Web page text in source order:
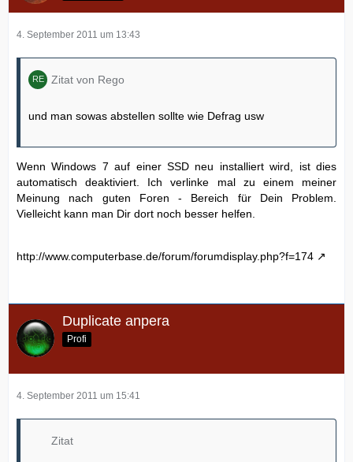
4. September 2011 um 13:43
Zitat von Rego
und man sowas abstellen sollte wie Defrag usw
Wenn Windows 7 auf einer SSD neu installiert wird, ist dies
automatisch deaktiviert. Ich verlinke mal zu einem meiner
Meinung nach guten Foren - Bereich für Dein Problem.
Vielleicht kann man Dir dort noch besser helfen.
http://www.computerbase.de/forum/forumdisplay.php?f=174
Duplicate anpera
Profi
4. September 2011 um 15:41
Zitat